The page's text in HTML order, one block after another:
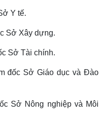
Y tế.
Sở Xây dựng.
Sở Tài chính.
đốc Sở Giáo dục và Đào
Sở Nông nghiệp và Môi